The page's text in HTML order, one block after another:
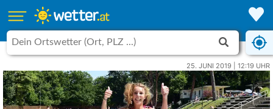
25. JUNI 2019 | 12:19 UHR